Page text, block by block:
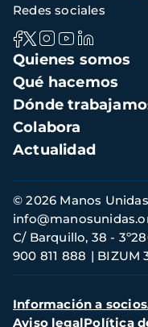
Navegación
principal
Quienes somos
Qué hacemos
Dónde
Colabora
Actualidad
Redes sociales
Información
de
contacto
© 2026 Manos Unidas
C/ Barquillo, 38 -
900 811 888
BIZUM
Menú
secundario
Información a socios
Aviso legalPolítica